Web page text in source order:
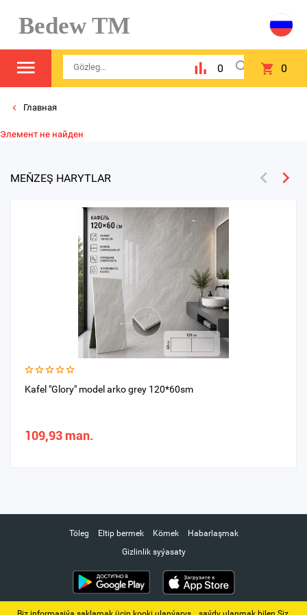
Bedew TM
0 0
Главная
Элемент не найден
MEŇZEŞ HARYTLAR
Kafel "Glory" model arko grey 120*60sm
109,93 man.
Töleg Eltip bermek Kömek
Habarlaşmak
Gizlinlik syýasaty